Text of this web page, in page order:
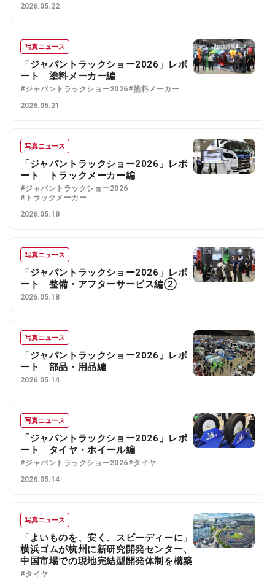
2026.05.22
写真ニュース
「ジャパントラックショー2026」レポ
ート 塗料メーカー編
#ジャパントラックショー2026#塗料メーカー
2026.05.21
写真ニュース
「ジャパントラックショー2026」レポ
ート トラックメーカー編
#ジャパントラックショー2026
#トラックメーカー
2026.05.18
写真ニュース
「ジャパントラックショー2026」レポ
ート 整備・アフターサービス編②
2026.05.18
写真ニュース
「ジャパントラックショー2026」レポ
ート 部品・用品編
2026.05.14
写真ニュース
「ジャパントラックショー2026」レポ
ート タイヤ・ホイール編
#ジャパントラックショー2026#タイヤ
2026.05.14
写真ニュース
「よいものを、安く、スピーディーに」
横浜ゴムが杭州に新研究開発センター、
中国市場での現地完結型開発体制を構築
#タイヤ